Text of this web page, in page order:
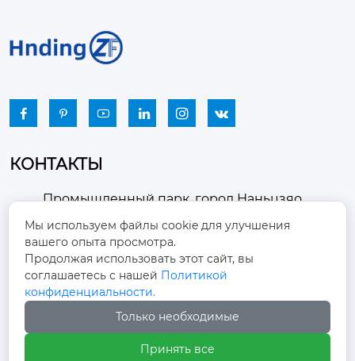
     
КОНТАКТЫ

Промышленный парк, город Наньцзяо,
район Чжоуцунь, город Цзыбо, провинция
Шаньдун
 winston-xu@hengdingfan.com
+86-13806434669
Мы используем файлы cookie для улучшения
вашего опыта просмотра.
Продолжая использовать этот сайт, вы
соглашаетесь с нашей Политикой
конфиденциальности.
Только необходимые
Принять все